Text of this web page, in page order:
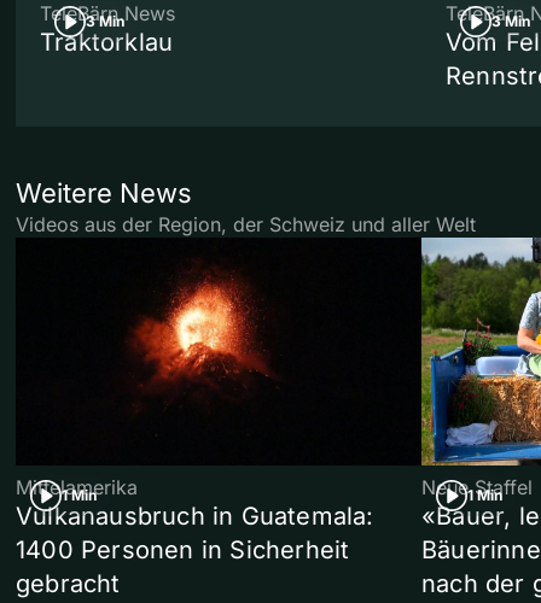
3 Min
TeleBärn News
Traktorklau
3 Min
TeleBärn
Vom
Weitere News
Videos aus der Region, der Schweiz und aller Welt
1 Min
Mittelamerika
Vulkanausbruch in Guatemala:
1400 Personen in Sicherheit
gebracht
1 Min
Neue Staffel
«Bauer,
nach der